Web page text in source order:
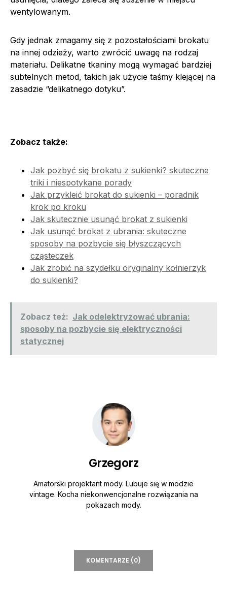
wentylowanym.
Gdy jednak zmagamy się z pozostałościami brokatu
na innej odzieży, warto zwrócić uwagę na rodzaj
materiału. Delikatne tkaniny mogą wymagać bardziej
subtelnych metod, takich jak użycie taśmy klejącej na
zasadzie “delikatnego dotyku”.
Zobacz także:
Jak pozbyć się brokatu z sukienki? skuteczne
triki i niespotykane porady
Jak przykleić brokat do sukienki – poradnik
krok po kroku
Jak skutecznie usunąć brokat z sukienki
Jak usunąć brokat z ubrania: skuteczne
sposoby na pozbycie się błyszczących
cząsteczek
Jak zrobić na szydełku oryginalny kołnierzyk
do sukienki?
Zobacz też: Jak odelektryzować ubrania:
sposoby na pozbycie się elektryczności
statycznej
Grzegorz
Amatorski projektant mody. Lubuje się w modzie
vintage. Kocha niekonwencjonalne rozwiązania na
pokazach mody.
KOMENTARZE (0)